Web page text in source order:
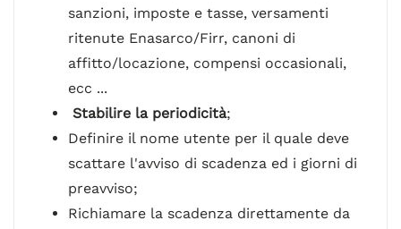
sanzioni, imposte e tasse, versamenti
ritenute Enasarco/Firr, canoni di
affitto/locazione, compensi occasionali,
ecc ...
Stabilire la periodicità;
Definire il nome utente per il quale deve
scattare l'avviso di scadenza ed i giorni di
preavviso;
Richiamare la scadenza direttamente da